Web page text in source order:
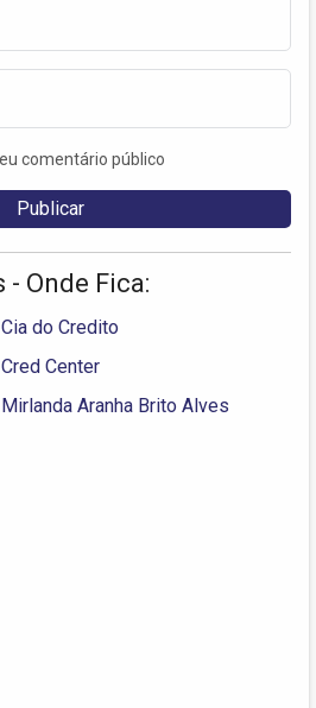
comentário público
Onde Fica:
Cia do Credito
Cred Center
Mirlanda Aranha Brito Alves